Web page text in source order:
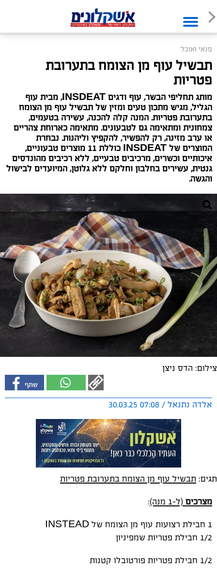
פנאי ואוכל
תבשיל עוף מן הצומח בתערובת
פטריות
מותג תחליפי הבשר, עוף ודגים INSDEAT, מבית עוף
הגליל, מגיש מתכון טעים ומזין של תבשיל עוף מן הצומח
בתערובת פטריות. המנה קלה להכנה, עשירה בטעמים,
צמחונית ומתאימה גם לטבעונים. מתאימה כארוחת צהריים
או ערב מזינה, רק להפשיר, להקפיץ וליהנות. נבחרת
המוצרים של INSDEAT כוללת 11 מוצרים טבעוניים,
איכותיים וכשרים, מרכיבים טבעיים, ללא רכיבים מהונדסים
גנטית, עשירים בחלבון וחלקם ללא גלוטן, המיועדים לבישול
והגשה.
צילום: הדס ניצן
אלדה נתנאל / 07:08 30.03.25
תגים: תבשיל עוף מן הצומח בתערובת פטריות
מצרכים (ל-1 מנה) :
1 חבילת רצועות עוף מן הצומח של INSTEAD
1/2 חבילת פטריות שמפיניון
1/2 חבילת פטריות פורטובלו קטנות